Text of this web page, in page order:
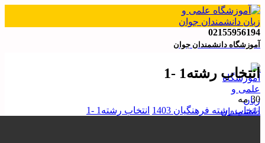
02155956194
آموزشگاه دانشمندان جوان
انتخاب رشته1 -1
30 مه
انتخاب رشته فرهنگیان 1403
انتخاب رشته1 -1